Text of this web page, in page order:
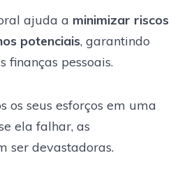
ajuda a minimizar riscos
potenciais, garantindo
finanças pessoais.
os seus esforços em uma
ela falhar, as
ser devastadoras.